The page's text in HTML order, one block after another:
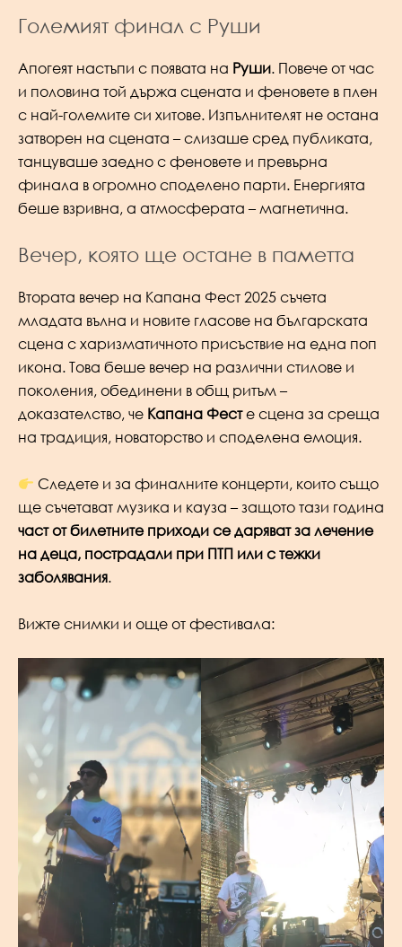
Големият финал с Руши
Апогеят настъпи с появата на Руши. Повече от час
и половина той държа сцената и феновете в плен
с най-големите си хитове. Изпълнителят не остана
затворен на сцената – слизаше сред публиката,
танцуваше заедно с феновете и превърна
финала в огромно споделено парти. Енергията
беше взривна, а атмосферата – магнетична.
Вечер, която ще остане в паметта
Втората вечер на Капана Фест 2025 съчета
младата вълна и новите гласове на българската
сцена с харизматичното присъствие на една поп
икона. Това беше вечер на различни стилове и
поколения, обединени в общ ритъм –
доказателство, че Капана Фесте сцена за среща
на традиция, новаторство и споделена емоция.
Следете и за финалните концерти, които също
ще съчетават музика и кауза – защото тази година
част от билетните приходи се даряват за лечение
на деца, пострадали при ПТП или с тежки
заболявания.
Вижте снимки и още от фестивала: